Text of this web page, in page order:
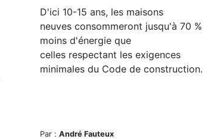
D'ici 10-15 ans, les maisons
neuves consommeront jusqu'à 70 %
moins d'énergie que
celles respectant les exigences
minimales du Code de construction.
Par : André Fauteux